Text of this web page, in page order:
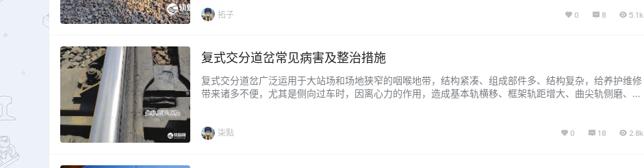
的整治措施。...
拓子 0 8 5.1k
复式交分道岔常见病害及整治措施
复式交分道岔广泛运用于大站场和场地狭窄的咽喉地带，结构紧凑、组成部件多、结构复杂，给养护维修
带来诸多不便，尤其是侧向过车时，因离心力的作用，造成基本轨横移、框架轨距增大、曲尖轨侧磨、胶
柒點 0 18 2.8k